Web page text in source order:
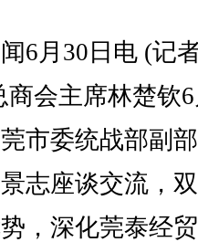
月30日电 (记
会主席林楚钦
市委统战部副
志座谈交流，
，深化莞泰经